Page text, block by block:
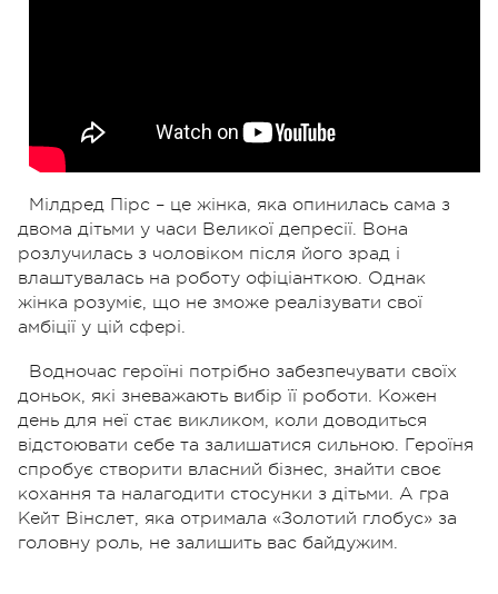
Мілдред Пірс – це жінка, яка опинилась сама з
двома дітьми у часи Великої депресії. Вона
розлучилась з чоловіком після його зрад і
влаштувалась на роботу офіціанткою. Однак
жінка розуміє, що не зможе реалізувати свої
амбіції у цій сфері.
Водночас героїні потрібно забезпечувати своїх
доньок, які зневажають вибір її роботи. Кожен
день для неї стає викликом, коли доводиться
відстоювати себе та залишатися сильною. Героїня
спробує створити власний бізнес, знайти своє
кохання та налагодити стосунки з дітьми. А гра
Кейт Вінслет, яка отримала «Золотий глобус» за
головну роль, не залишить вас байдужим.